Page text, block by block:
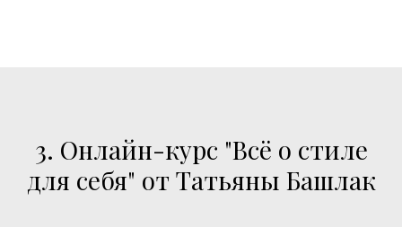
3. Онлайн-курс "Всё о стиле
для себя" от Татьяны Башлак